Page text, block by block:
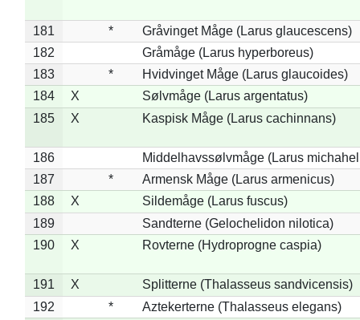
181 *
Gråvinget Måge (Larus glaucescens)
182
Gråmåge (Larus hyperboreus)
183
*
Hvidvinget Måge (Larus glaucoides)
184
X
Sølvmåge (Larus argentatus)
185
X Kaspisk Måge (Larus cachinnans)
186
Middelhavssølvmåge (Larus
187
*
Armensk Måge (Larus armenicus)
188
X
Sildemåge (Larus fuscus)
189
Sandterne (Gelochelidon nilotica)
190
X Rovterne (Hydroprogne caspia)
191 X
Splitterne (Thalasseus sandvicensis)
192
*
Aztekerterne (Thalasseus elegans)